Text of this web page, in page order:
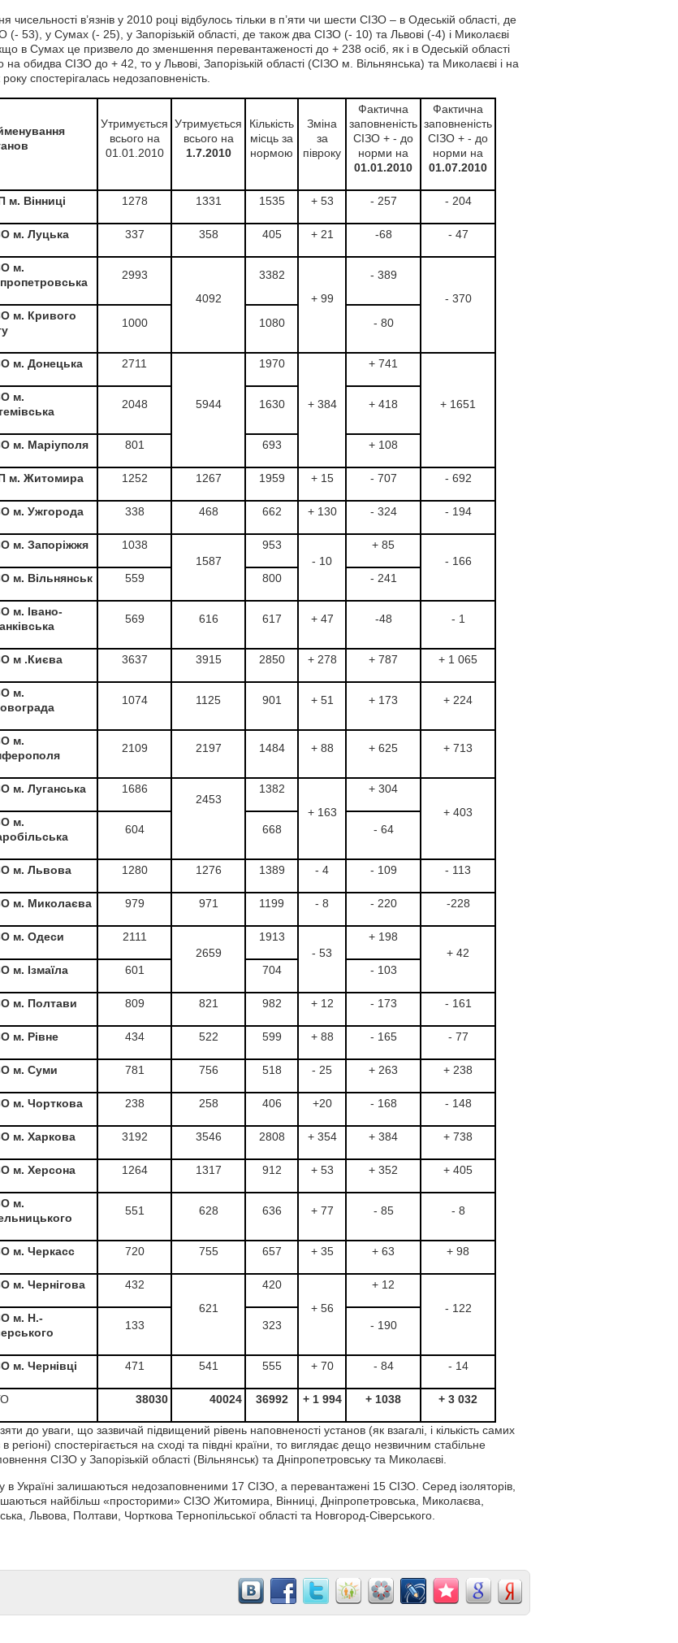
чисельності в’язнів у 2010 році відбулось тільки в п’яти чи шести СІЗО – в Одеській області, де
(- 53), у Сумах (- 25), у Запорізькій області, де також два СІЗО (- 10) та Львові (-4) і Миколаєві
в Сумах це призвело до зменшення перевантаженості до + 238 осіб, як і в Одеській області
на обидва СІЗО до + 42, то у Львові, Запорізькій області (СІЗО м. Вільнянська) та Миколаєві і на
року спостерігалась недозаповненість.
Утримується
всього на
01.01.2010
Утримується
всього на
1.7.2010
Кількість
місць за
нормою
Зміна
за
півроку
Фактична
заповненість
СІЗО + - до
норми на
01.01.2010
Фактична
заповненість
СІЗО + - до
норми на
01.07.2010
м. Вінниці 1278 1331 1535 + 53 - 257 - 204
м. Луцька 337 358 405 + 21 -68 - 47
м.
2993
4092
3382
+ 99
- 389
- 370
м. Кривого
1000 1080 - 80
м. Донецька 2711
5944
1970
+ 384
+ 741
+ 1651
м.
2048 1630 + 418
м. Маріуполя 801 693 + 108
м. Житомира 1252 1267 1959 + 15 - 707 - 692
м. Ужгорода 338 468 662 + 130 - 324 - 194
м. Запоріжжя
1038
1587
953
- 10
+ 85
- 166
м. Вільнянськ 559 800 - 241
м. Івано-
569 616 617 + 47 -48 - 1
м .Києва 3637 3915 2850 + 278 + 787 + 1 065
м.
1074 1125 901 + 51 + 173 + 224
м.
2109 2197 1484 + 88 + 625 + 713
м. Луганська
1686
2453
1382
+ 163
+ 304
+ 403
м.
604 668 - 64
м. Львова 1280 1276 1389 - 4 - 109 - 113
м. Миколаєва 979 971 1199 - 8 - 220 -228
м. Одеси
2111
2659
1913
- 53
+ 198
+ 42
м. Ізмаїла 601 704 - 103
м. Полтави 809 821 982 + 12 - 173 - 161
м. Рівне 434 522 599 + 88 - 165 - 77
м. Суми 781 756 518 - 25 + 263 + 238
м. Чорткова 238 258 406 +20 - 168 - 148
м. Харкова 3192 3546 2808 + 354 + 384 + 738
м. Херсона 1264 1317 912 + 53 + 352 + 405
м.
551 628 636 + 77 - 85 - 8
м. Черкасс 720 755 657 + 35 + 63 + 98
м. Чернігова
432
621
420
+ 56
+ 12
- 122
м. Н.-
133 323 - 190
м. Чернівці 471 541 555 + 70 - 84 - 14
38030 40024 36992 + 1 994 + 1038 + 3 032
до уваги, що зазвичай підвищений рівень наповненості установ (як взагалі, і кількість самих
регіоні) спостерігається на сході та півдні країни, то виглядає дещо незвичним стабільне
СІЗО у Запорізькій області (Вільнянськ) та Дніпропетровську та Миколаєві.
в Україні залишаються недозаповненими 17 СІЗО, а перевантажені 15 СІЗО. Серед ізоляторів,
найбільш «просторими» СІЗО Житомира, Вінниці, Дніпропетровська, Миколаєва,
Львова, Полтави, Чорткова Тернопільської області та Новгород-Сіверського.